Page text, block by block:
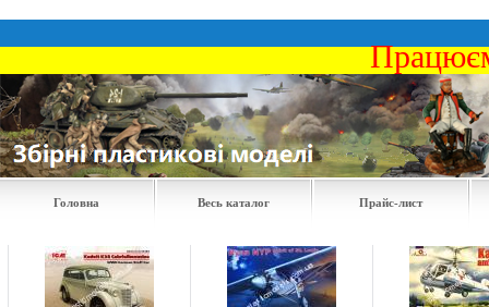
Головна Весь каталог Прайс-лист